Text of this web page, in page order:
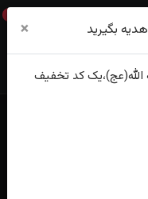
0
بگیرید ×
،یک کد تخفیف